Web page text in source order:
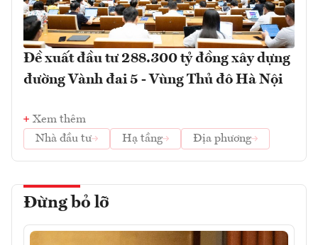
Đề xuất đầu tư 288.300 tỷ đồng xây dựng
đường Vành đai 5 - Vùng Thủ đô Hà Nội
Xem thêm
Nhà đầu tư
Hạ tầng Địa phương
Đừng bỏ lỡ